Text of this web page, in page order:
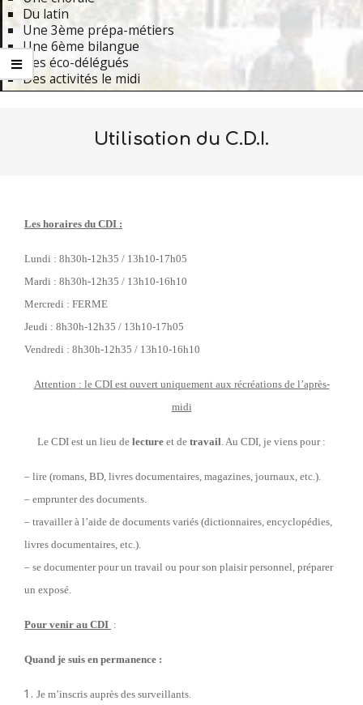
Du latin
Une 3ème prépa-métiers
Une 6ème bilangue
Des éco-délégués
Des activités le midi
Utilisation du C.D.I.
Les horaires du CDI :
Lundi : 8h30h-12h35 / 13h10-17h05
Mardi : 8h30h-12h35 / 13h10-16h10
Mercredi : FERME
Jeudi : 8h30h-12h35 / 13h10-17h05
Vendredi : 8h30h-12h35 / 13h10-16h10
Attention : le CDI est ouvert uniquement aux récréations de l’après-
midi
Le CDI est un lieu de lecture et de travail. Au CDI, je viens pour :
– lire (romans, BD, livres documentaires, magazines, journaux, etc.).
– emprunter des documents.
– travailler à l’aide de documents variés (dictionnaires, encyclopédies,
livres documentaires, etc.).
– se documenter pour un travail ou pour son plaisir personnel, préparer
un exposé.
Pour venir au CDI :
Quand je suis en permanence :
Je m’inscris auprès des surveillants.